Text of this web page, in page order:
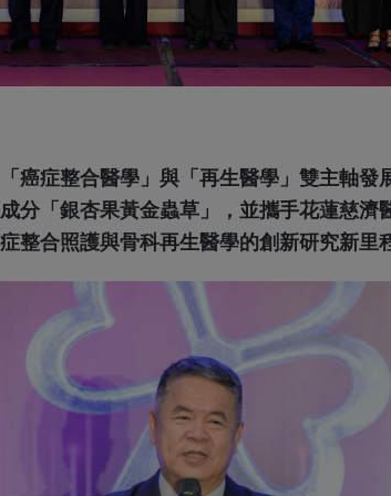
癌症整合醫學」與「再生醫學」雙主軸發
分「銀杏果黃金蟲草」，並攜手花蓮慈濟
整合照護與骨科再生醫學的創新研究新里